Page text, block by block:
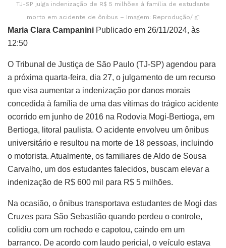
TJ-SP julga indenização de R$ 5 milhões à família de estudante
morto em acidente de ônibus – Imagem: Reprodução/ g1
Maria Clara Campanini Publicado em 26/11/2024, às
12:50
O Tribunal de Justiça de São Paulo (TJ-SP) agendou para
a próxima quarta-feira, dia 27, o julgamento de um recurso
que visa aumentar a indenização por danos morais
concedida à família de uma das vítimas do trágico acidente
ocorrido em junho de 2016 na Rodovia Mogi-Bertioga, em
Bertioga, litoral paulista. O acidente envolveu um ônibus
universitário e resultou na morte de 18 pessoas, incluindo
o motorista. Atualmente, os familiares de Aldo de Sousa
Carvalho, um dos estudantes falecidos, buscam elevar a
indenização de R$ 600 mil para R$ 5 milhões.
Na ocasião, o ônibus transportava estudantes de Mogi das
Cruzes para São Sebastião quando perdeu o controle,
colidiu com um rochedo e capotou, caindo em um
barranco. De acordo com laudo pericial, o veículo estava